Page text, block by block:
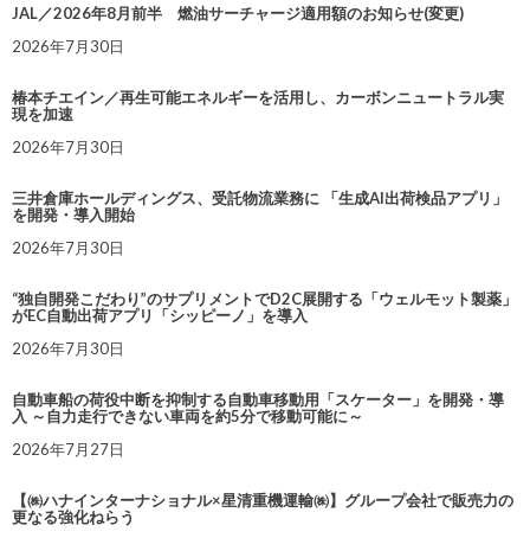
JAL／2026年8月前半 燃油サーチャージ適用額のお知らせ(変更)
2026年7月30日
椿本チエイン／再生可能エネルギーを活用し、カーボンニュートラル実
現を加速
2026年7月30日
三井倉庫ホールディングス、受託物流業務に 「生成AI出荷検品アプリ」
を開発・導入開始
2026年7月30日
“独自開発こだわり”のサプリメントでD2C展開する「ウェルモット製薬」
がEC自動出荷アプリ「シッピーノ」を導入
2026年7月30日
自動車船の荷役中断を抑制する自動車移動用「スケーター」を開発・導
入 ～自力走行できない車両を約5分で移動可能に～
2026年7月27日
【㈱ハナインターナショナル×星清重機運輸㈱】グループ会社で販売力の
更なる強化ねらう